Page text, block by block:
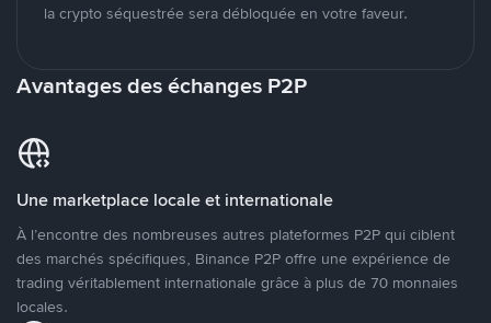
la crypto séquestrée sera débloquée en votre faveur.
Avantages des échanges P2P
Une marketplace locale et internationale
À l’encontre des nombreuses autres plateformes P2P qui ciblent
des marchés spécifiques, Binance P2P offre une expérience de
trading véritablement internationale grâce à plus de 70 monnaies
locales.